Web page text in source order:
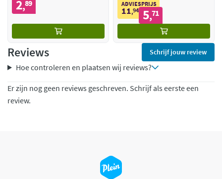
2,89 ADVIESPRIJS
11,94 5,71
Reviews Schrijf jouw review
Hoe controleren en plaatsen wij reviews?
Er zijn nog geen reviews geschreven. Schrijf als eerste een
review.